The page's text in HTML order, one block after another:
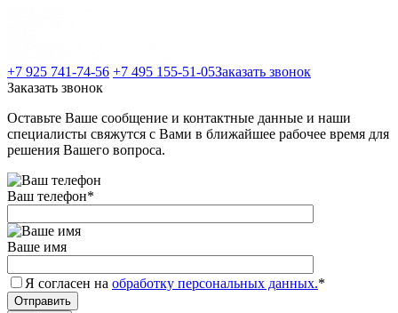
+7 925 741-74-56 +7 495 155-51-05Заказать звонок
Заказать звонок
Оставьте Ваше сообщение и контактные данные и наши
специалисты свяжутся с Вами в ближайшее рабочее время для
решения Вашего вопроса.
Ваш телефон*
Ваше имя
Я согласен на обработку персональных данных.*